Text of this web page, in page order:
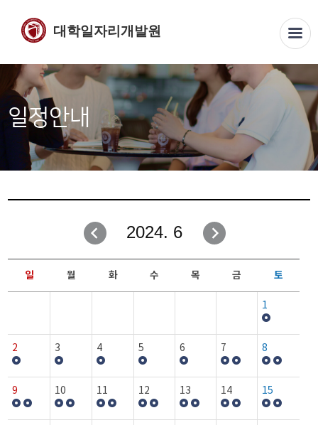
대학일자리개발원
일정안내
2024. 6
일 월 화 수 목 금 토
1
2 3 4 5 6 7 8
9 10 11 12 13 14 15